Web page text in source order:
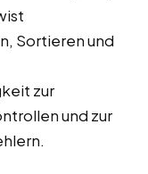
Sortieren und
zur
und zur